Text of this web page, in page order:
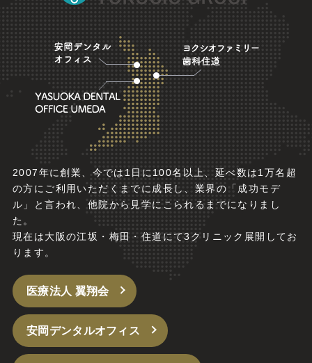
2007年に創業、今では1日に100名以上、延べ数は1万名超
の方にご利用いただくまでに成長し、業界の「成功モデ
ル」と言われ、他院から見学にこられるまでになりまし
た。
現在は大阪の江坂・梅田・住道にて3クリニック展開してお
ります。
医療法人 翼翔会
安岡デンタルオフィス